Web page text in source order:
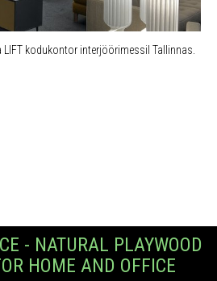
LIFT kodukontor interjöörimessil Tallinnas.
- NATURAL PLAYWOOD
HOME AND OFFICE